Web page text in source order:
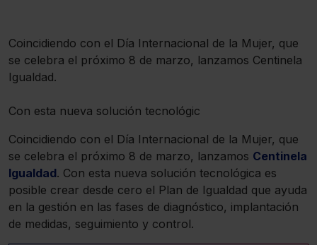
Coincidiendo con el Día Internacional de la Mujer, que
se celebra el próximo 8 de marzo, lanzamos Centinela
Igualdad.
Con esta nueva solución tecnológic
Coincidiendo con el Día Internacional de la Mujer, que
se celebra el próximo 8 de marzo, lanzamos Centinela
Igualdad. Con esta nueva solución tecnológica es
posible crear desde cero el Plan de Igualdad que ayuda
en la gestión en las fases de diagnóstico, implantación
de medidas, seguimiento y control.